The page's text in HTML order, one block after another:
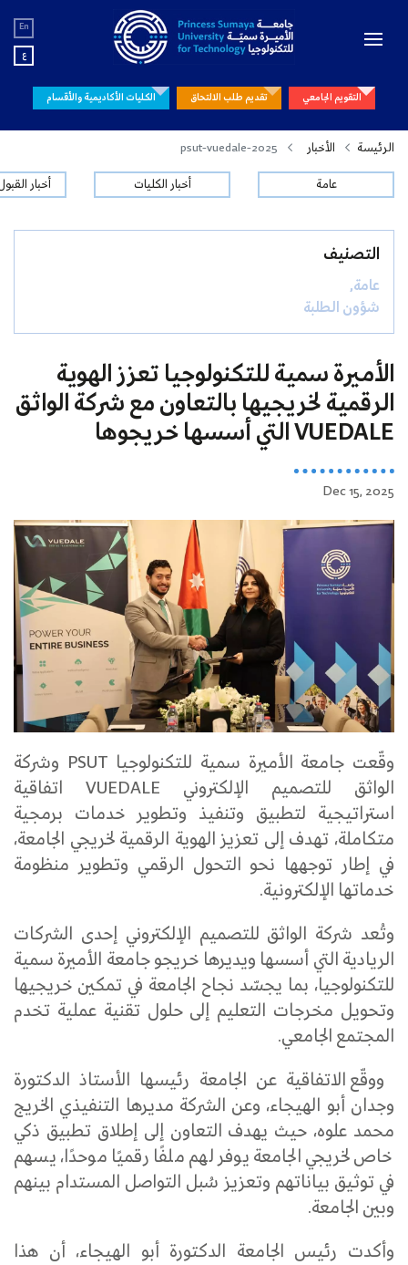
En
ع
التقويم الجامعي تقديم طلب الالتحاق الكليات الأكاديمية والأقسام
الرئيسة الأخبار
عامة أخبار الكليات أخبار
التصنيف
عامة,
شؤون الطلبة
الأميرة سمية للتكنولوجيا تعزز الهوية
الرقمية لخريجيها بالتعاون مع شركة الواثق
VUEDALE التي أسسها خريجوها
Dec 15, 2025
وقّعت جامعة الأميرة سمية للتكنولوجيا PSUT وشركة
الواثق للتصميم الإلكتروني VUEDALE اتفاقية
استراتيجية لتطبيق وتنفيذ وتطوير خدمات برمجية
متكاملة، تهدف إلى تعزيز الهوية الرقمية لخريجي الجامعة،
في إطار توجهها نحو التحول الرقمي وتطوير منظومة
خدماتها الإلكترونية.
وتُعد شركة الواثق للتصميم الإلكتروني إحدى الشركات
الريادية التي أسسها ويديرها خريجو جامعة الأميرة سمية
للتكنولوجيا، بما يجسّد نجاح الجامعة في تمكين خريجيها
وتحويل مخرجات التعليم إلى حلول تقنية عملية تخدم
المجتمع الجامعي.
ووقّع الاتفاقية عن الجامعة رئيسها الأستاذ الدكتورة
وجدان أبو الهيجاء، وعن الشركة مديرها التنفيذي الخريج
محمد علوه، حيث يهدف التعاون إلى إطلاق تطبيق ذكي
خاص لخريجي الجامعة يوفر لهم ملفًا رقميًا موحدًا، يسهم
في توثيق بياناتهم وتعزيز سُبل التواصل المستدام بينهم
وبين الجامعة.
وأكدت رئيس الجامعة الدكتورة أبو الهيجاء، أن هذا